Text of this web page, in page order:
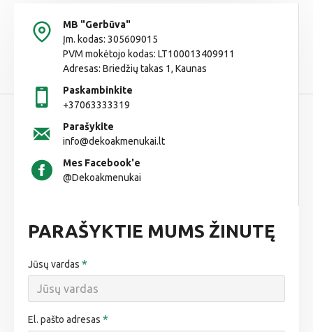
MB "Gerbūva"
Įm. kodas: 305609015
PVM mokėtojo kodas: LT100013409911
Adresas: Briedžių takas 1, Kaunas
Paskambinkite
+37063333319
Parašykite
info@dekoakmenukai.lt
Mes Facebook'e
@Dekoakmenukai
PARAŠYKTIE MUMS ŽINUTĘ
Jūsų vardas
El. pašto adresas